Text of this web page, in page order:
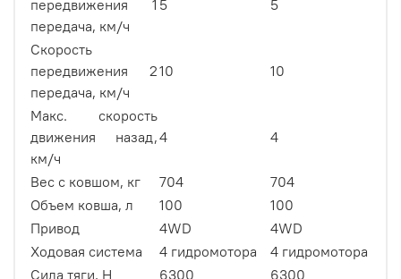
передвижения 1
передача, км/ч
5 5
Скорость
передвижения 2
передача, км/ч
10 10
Макс. скорость
движения назад,
км/ч
4 4
Вес с ковшом, кг 704 704
Объем ковша, л
100 100
Привод
4WD 4WD
Ходовая система
4 гидромотора 4 гидромотора
Сила тяги, Н
6300 6300